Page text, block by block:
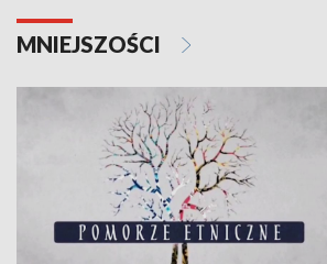
MNIEJSZOŚCI